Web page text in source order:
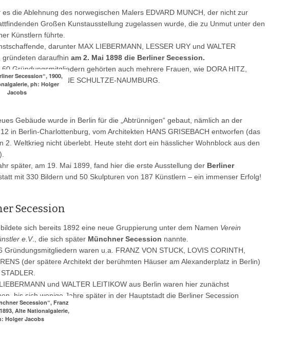
es die Ablehnung des norwegischen Malers EDVARD MUNCH, der nicht zur
Großen Kunstausstellung zugelassen wurde, die zu Unmut unter den
Künstlern führte.
darunter MAX LIEBERMANN, LESSER URY und WALTER
gründeten daraufhin am 2. Mai 1898 die Berliner Secession.
Gründungsmitgliedern gehörten auch mehrere Frauen, wie DORA HITZ,
und ERNESTINE SCHULTZE-NAUMBURG.
Secession“, 1900,
ph: Holger
Jacobs
Gebäude wurde in Berlin für die „Abtrünnigen“ gebaut, nämlich an der
in Berlin-Charlottenburg, vom Architekten HANS GRISEBACH entworfen (das
2. Weltkrieg nicht überlebt. Heute steht dort ein hässlicher Wohnblock aus den
später, am 19. Mai 1899, fand hier die erste Ausstellung der Berliner
mit 330 Bildern und 50 Skulpturen von 187 Künstlern – ein immenser Erfolg!
Secession
sich bereits 1892 eine neue Gruppierung unter dem Namen Verein
e.V., die sich später Münchner Secession nannte.
Gründungsmitgliedern waren u.a. FRANZ VON STUCK, LOVIS CORINTH,
(der spätere Architekt der berühmten Häuser am Alexanderplatz in Berlin)
und WALTER LEITIKOW aus Berlin waren hier zunächst
bis sich wenige Jahre später in der Hauptstadt die Berliner Secession
Secession“, Franz
Alte Nationalgalerie,
Holger Jacobs